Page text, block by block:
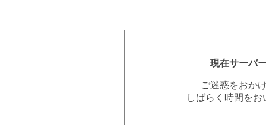
現在サーバ
ご迷惑をおか
しばらく時間を